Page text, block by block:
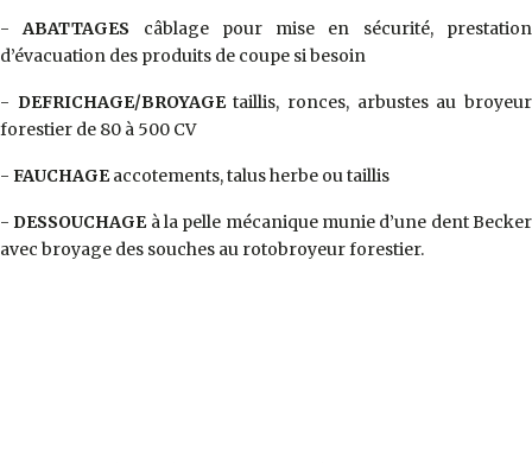
-ABATTAGES câblage pour mise en sécurité, prestation
d’évacuation des produits de coupe si besoin
- DEFRICHAGE/BROYAGEtaillis, ronces, arbustes au broyeur
forestier de 80 à 500 CV
- FAUCHAGEaccotements, talus herbe ou taillis
- DESSOUCHAGEà la pelle mécanique munie d’une dent Becker
avec broyage des souches au rotobroyeur forestier.